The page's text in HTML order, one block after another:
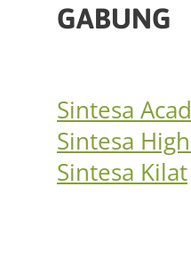
GABUNG
Sintesa
Sintesa
Sintesa Kilat